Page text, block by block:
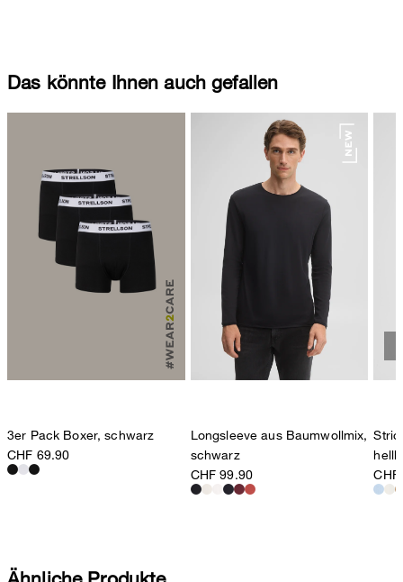
Das könnte Ihnen auch gefallen
3er Pack Boxer, schwarz
CHF 69.90
Longsleeve aus Baumwollmix,
schwarz
CHF 99.90